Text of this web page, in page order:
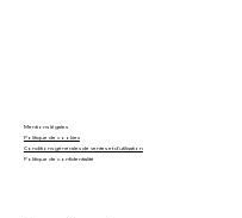
Mentions légales
Politique de cookies
Conditions générales de ventes et d'utilisation
Politique de confidentialité